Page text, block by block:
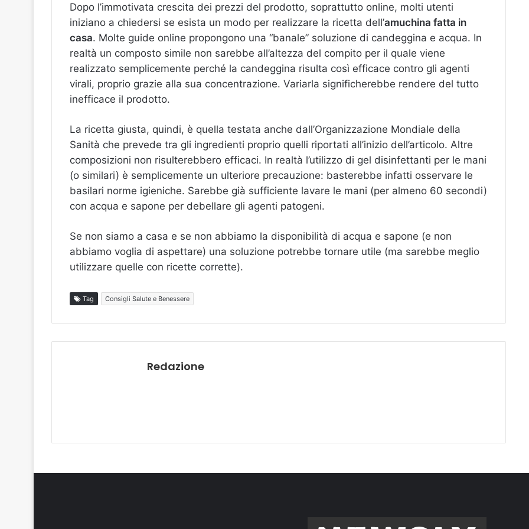
Dopo l’immotivata crescita dei prezzi del prodotto, soprattutto online, molti utenti
iniziano a chiedersi se esista un modo per realizzare la ricetta dell’amuchina fatta in
casa. Molte guide online propongono una “banale” soluzione di candeggina e acqua. In
realtà un composto simile non sarebbe all’altezza del compito per il quale viene
realizzato semplicemente perché la candeggina risulta così efficace contro gli agenti
virali, proprio grazie alla sua concentrazione. Variarla significherebbe rendere del tutto
inefficace il prodotto.
La ricetta giusta, quindi, è quella testata anche dall’Organizzazione Mondiale della
Sanità che prevede tra gli ingredienti proprio quelli riportati all’inizio dell’articolo. Altre
composizioni non risulterebbero efficaci. In realtà l’utilizzo di gel disinfettanti per le mani
(o similari) è semplicemente un ulteriore precauzione: basterebbe infatti osservare le
basilari norme igieniche. Sarebbe già sufficiente lavare le mani (per almeno 60 secondi)
con acqua e sapone per debellare gli agenti patogeni.
Se non siamo a casa e se non abbiamo la disponibilità di acqua e sapone (e non
abbiamo voglia di aspettare) una soluzione potrebbe tornare utile (ma sarebbe meglio
utilizzare quelle con ricette corrette).
Tag Consigli Salute e Benessere
Redazione